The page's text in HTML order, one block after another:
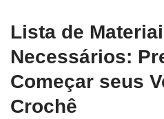
Lista de
Necessários:
Começar seus
Crochê